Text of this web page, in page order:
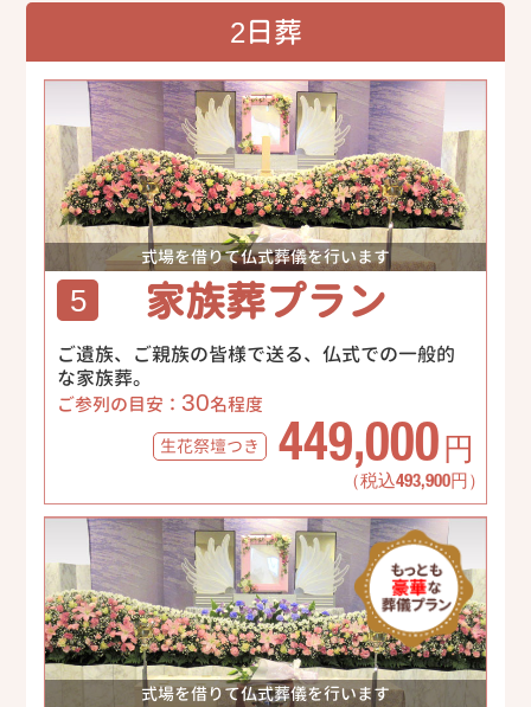
2日葬
式場を借りて仏式葬儀を行います
5 家族葬プラン
ご遺族、ご親族の皆様で送る、仏式での一般的
な家族葬。
ご参列の目安： 30名程度
生花祭壇つき 449,000 円
（税込493,900円）
式場を借りて仏式葬儀を行います